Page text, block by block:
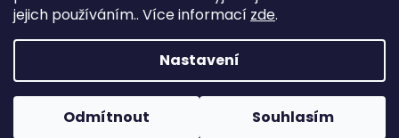
jejich používáním.. Více informací zde.
Nastavení
Odmítnout Souhlasím
Vytvořil Shoptet
Copyright 2026Ladies and babies. Všechna práva